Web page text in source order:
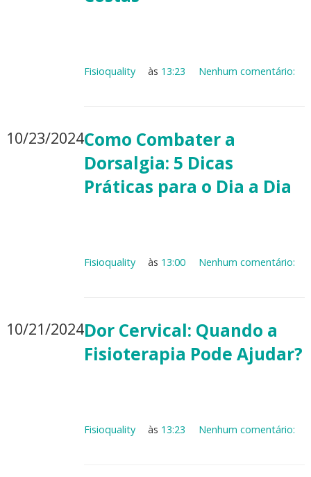
Fisioquality às 13:23 Nenhum comentário:
10/23/2024Como Combater a
Dorsalgia: 5 Dicas
Práticas para o Dia a Dia
Fisioquality às 13:00 Nenhum comentário:
10/21/2024Dor Cervical: Quando a
Fisioterapia Pode Ajudar?
Fisioquality às 13:23 Nenhum comentário: